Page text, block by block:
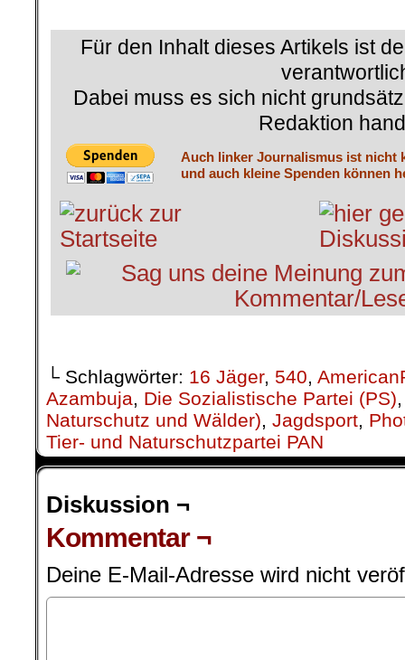
Für den Inhalt dieses Artikels ist
Dabei muss es sich nicht
Redaktion
Auch linker Journalismus ist nicht
und auch kleine Spenden können
└ Schlagwörter: 16 Jäger, 540,
Azambuja, Die Sozialistische Partei (PS)
Naturschutz und Wälder), Jagdsport,
Tier- und Naturschutzpartei PAN
Diskussion ¬
Kommentar ¬
Deine E-Mail-Adresse wird nicht